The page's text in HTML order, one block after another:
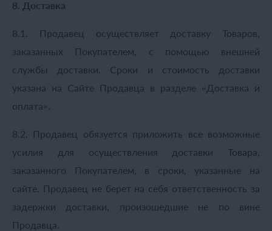
8. Доставка
8.1. Продавец осуществляет доставку Товаров,
заказанных Покупателем, с помощью внешней
службы доставки. Сроки и стоимость доставки
указана на Сайте Продавца в разделе «Доставка и
оплата».
8.2. Продавец обязуется приложить все возможные
усилия для осуществления доставки Товара,
заказанного Покупателем, в сроки, указанные на
сайте. Продавец не берет на себя ответственность за
задержки доставки, произошедшие не по вине
Продавца.